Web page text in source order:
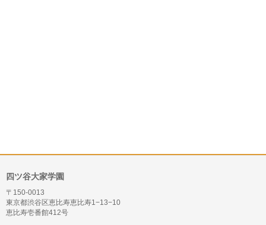
四ツ谷大家学園
〒150-0013
東京都渋谷区恵比寿恵比寿1−13−10
恵比寿壱番館412号